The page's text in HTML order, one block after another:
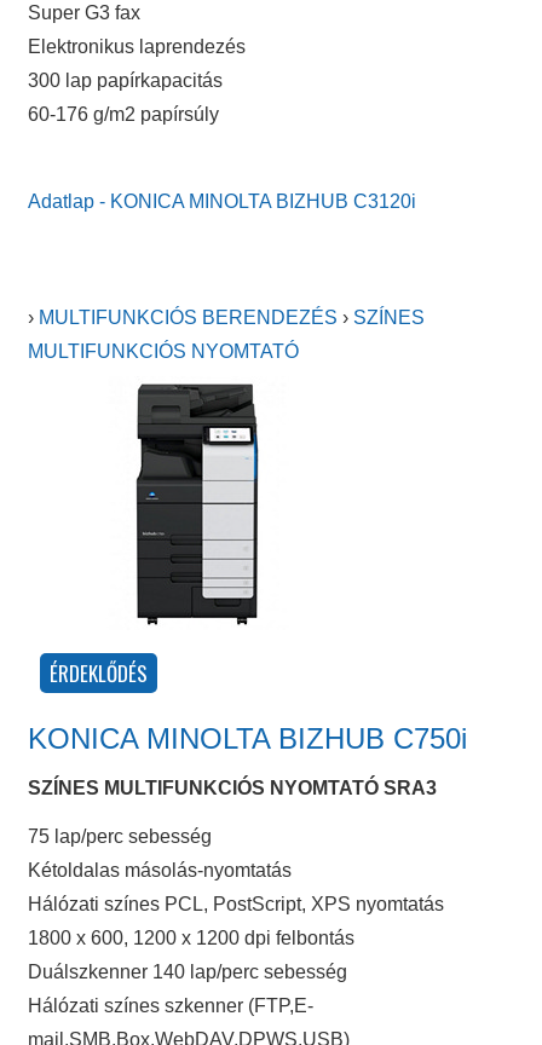
Super G3 fax
Elektronikus laprendezés
300 lap papírkapacitás
60-176 g/m2 papírsúly
Adatlap - KONICA MINOLTA BIZHUB C3120i
› MULTIFUNKCIÓS BERENDEZÉS › SZÍNES
MULTIFUNKCIÓS NYOMTATÓ
KONICA MINOLTA BIZHUB C750i
SZÍNES MULTIFUNKCIÓS NYOMTATÓ SRA3
75 lap/perc sebesség
Kétoldalas másolás-nyomtatás
Hálózati színes PCL, PostScript, XPS nyomtatás
1800 x 600, 1200 x 1200 dpi felbontás
Duálszkenner 140 lap/perc sebesség
Hálózati színes szkenner (FTP,E-
mail,SMB,Box,WebDAV,DPWS,USB)